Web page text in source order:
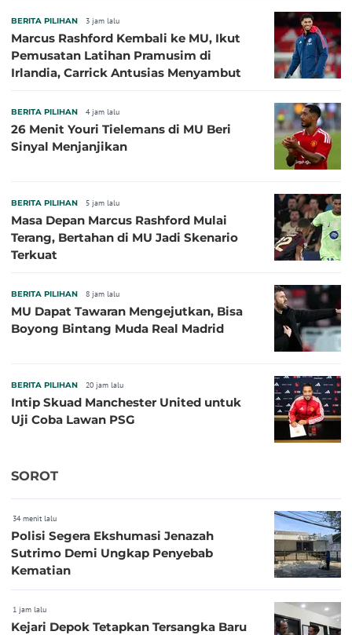
BERITA PILIHAN 3 jam lalu
Marcus Rashford Kembali ke MU, Ikut
Pemusatan Latihan Pramusim di
Irlandia, Carrick Antusias Menyambut
BERITA PILIHAN 4 jam lalu
26 Menit Youri Tielemans di MU Beri
Sinyal Menjanjikan
BERITA PILIHAN 5 jam lalu
Masa Depan Marcus Rashford Mulai
Terang, Bertahan di MU Jadi Skenario
Terkuat
BERITA PILIHAN 8 jam lalu
MU Dapat Tawaran Mengejutkan, Bisa
Boyong Bintang Muda Real Madrid
BERITA PILIHAN 20 jam lalu
Intip Skuad Manchester United untuk
Uji Coba Lawan PSG
SOROT
34 menit lalu
Polisi Segera Ekshumasi Jenazah
Sutrimo Demi Ungkap Penyebab
Kematian
1 jam lalu
Kejari Depok Tetapkan Tersangka Baru